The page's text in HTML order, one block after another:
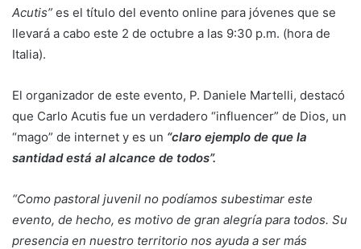
Acutis” es el título del evento online para jóvenes que se
llevará a cabo este 2 de octubre a las 9:30 p.m. (hora de
Italia).
El organizador de este evento, P. Daniele Martelli, destacó
que Carlo Acutis fue un verdadero “influencer” de Dios, un
“mago” de internet y es un “claro ejemplo de que la
santidad está al alcance de todos”.
“Como pastoral juvenil no podíamos subestimar este
evento, de hecho, es motivo de gran alegría para todos. Su
presencia en nuestro territorio nos ayuda a ser más